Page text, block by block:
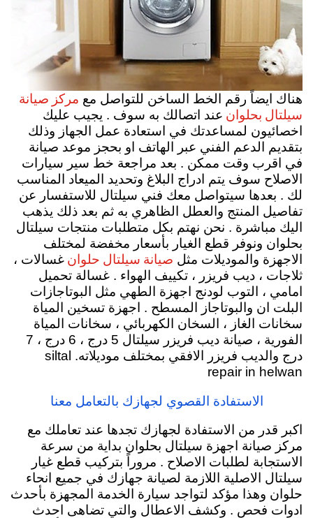
هناك ايضاً رقم الخط الساخن للتواصل مع مركز صيانة
سيلتال بحلوان عند اتصالك به سوف . يجيب عليك
اخصائيون لمساعدتك في استعادة عمل الجهاز وذلك
بتقديم الدعم الفني عبر الهاتف او بحجز موعد صيانة
في اقرب وقت ممكن . بعد مراجعة خط سير سيارات
الاصلاح سوف يتم ادراج البلاغ وتحديد الميعاد المناسب
لك . بعدها سيتواصل معك فني سيلتال للاستفسار عن
تفاصيل المنتج والعطل الظاهري به ثم بعد ذلك يذهب
اليك مباشرة . نحن نهتم بكل متطلبات منتجات سيلتال
بحلوان ونوفر قطع الغيار بأسعار مخفضة لمختلف
الاجهزة والموديلات مثل صيانة سيلتال حلوان غسالات ،
ثلاجات ، ديب فريزر ، تكييف الهواء . غسالة تحميل
امامي ، التوب لودنج اجهزة الطهي مثل البوتاجازات
البلت ان والبوتاجاز المسطح . اجهزة تسخين المياة
سخانات الغاز ، السخان الكهربائي ، سخانات المياة
الفورية ، صيانة ديب فريزر سيلتال 5 درج ، 6 درج ، 7
درج والديب فريزر الافقي بمختلف موديلاته. siltal
repair in helwan
الاستفادة القصوي لجهازك بالتعامل معنا
اكبر قدر من الاستفادة لجهازك تجدها عند تعاملك مع
مركز صيانة اجهزة سيلتال بحلوان بداية من سرعة
الاستجابة لطلبات الاصلاح . مروراً بتركيب قطع غيار
سيلتال الاصلية اللازمة لصيانة جهازك في جميع انحاء
حلوان وهذا مؤكد لتواجد سيارة الخدمة المجهزة بأحدث
ادوات فحص . وكشف الاعطال والتي تضاهى احدث